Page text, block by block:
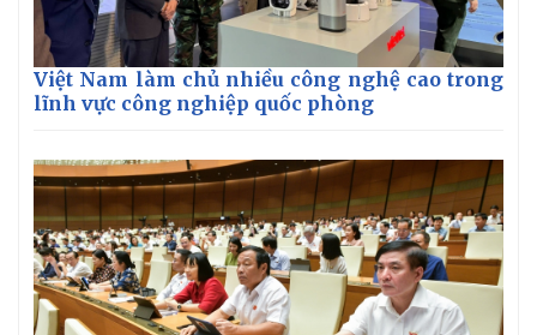
Việt Nam làm chủ nhiều công nghệ cao trong
lĩnh vực công nghiệp quốc phòng